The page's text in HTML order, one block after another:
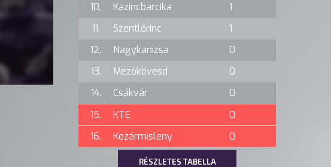
10.
Kazincbarcika
1
11.
Szentlőrinc
1
12.
Nagykanizsa
0
13.
Mezőkövesd
0
14.
Csákvár
0
15.
KTE
0
16.
Kozármisleny 0
RÉSZLETES TABELLA